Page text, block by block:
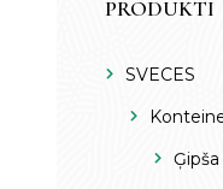
PRODUKTI
SVECES